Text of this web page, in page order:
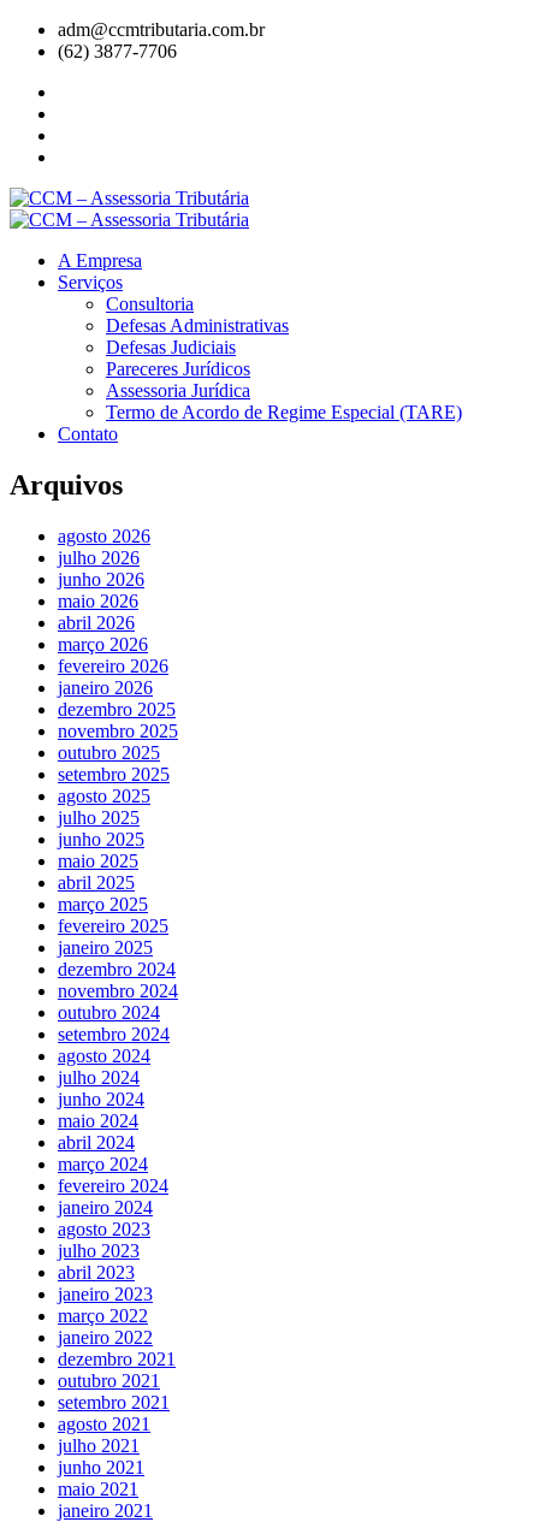
adm@ccmtributaria.com.br
(62) 3877-7706
A Empresa
Serviços
Consultoria
Defesas Administrativas
Defesas Judiciais
Pareceres Jurídicos
Assessoria Jurídica
Termo de Acordo de Regime Especial (TARE)
Contato
Arquivos
agosto 2026
julho 2026
junho 2026
maio 2026
abril 2026
março 2026
fevereiro 2026
janeiro 2026
dezembro 2025
novembro 2025
outubro 2025
setembro 2025
agosto 2025
julho 2025
junho 2025
maio 2025
abril 2025
março 2025
fevereiro 2025
janeiro 2025
dezembro 2024
novembro 2024
outubro 2024
setembro 2024
agosto 2024
julho 2024
junho 2024
maio 2024
abril 2024
março 2024
fevereiro 2024
janeiro 2024
agosto 2023
julho 2023
abril 2023
janeiro 2023
março 2022
janeiro 2022
dezembro 2021
outubro 2021
setembro 2021
agosto 2021
julho 2021
junho 2021
maio 2021
janeiro 2021